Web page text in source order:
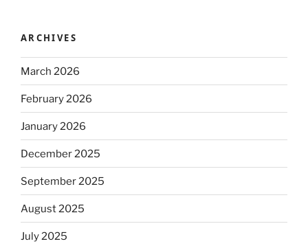
ARCHIVES
March 2026
February 2026
January 2026
December 2025
September 2025
August 2025
July 2025